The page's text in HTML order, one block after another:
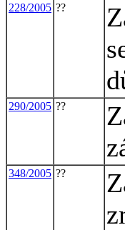
228/2005 ??
290/2005 ??
348/2005 ??